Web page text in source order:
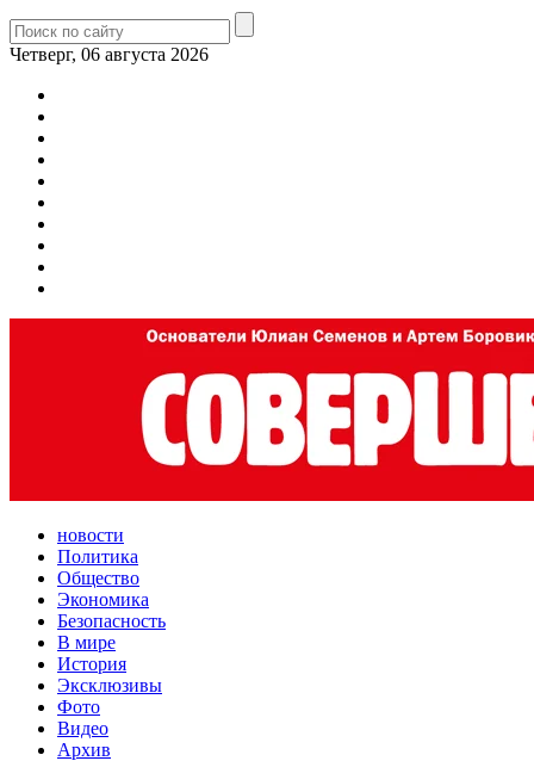
Четверг, 06 августа 2026
новости
Политика
Общество
Экономика
Безопасность
В мире
История
Эксклюзивы
Фото
Видео
Архив